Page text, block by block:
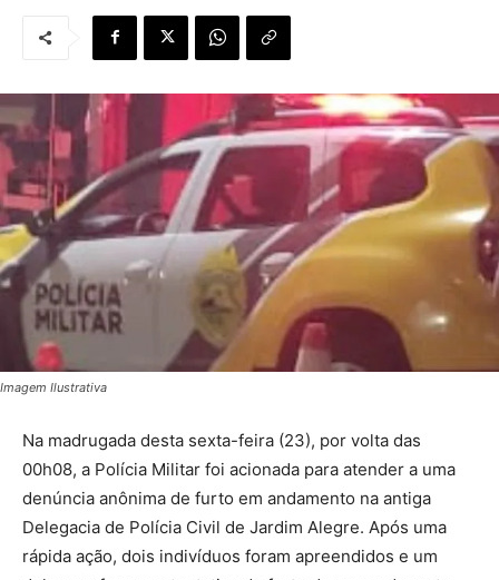
Imagem Ilustrativa
Na madrugada desta sexta-feira (23), por volta das
00h08, a Polícia Militar foi acionada para atender a uma
denúncia anônima de furto em andamento na antiga
Delegacia de Polícia Civil de Jardim Alegre. Após uma
rápida ação, dois indivíduos foram apreendidos e um